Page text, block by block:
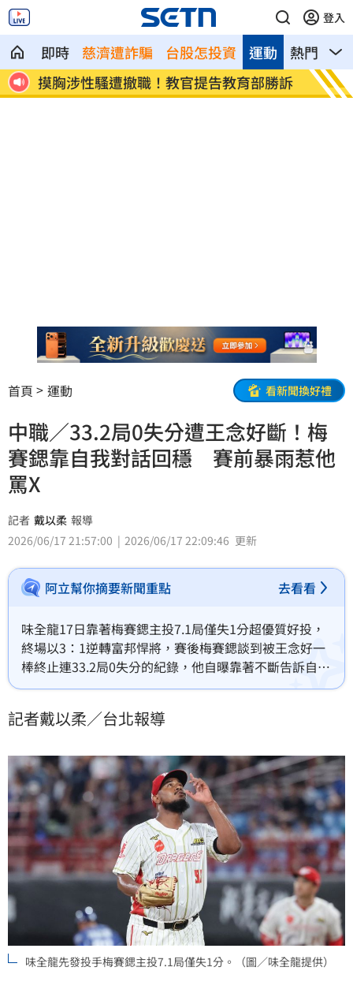
登入
即時 慈濟遭詐騙 台股怎投資 熱門 影
運動
職！教官提告教育部勝訴
熊本災民被AI偽造「笑著
暴
首頁 運動 看新聞換好禮
中職／33.2局0失分遭王念好斷！梅
賽鍶靠自我對話回穩 賽前暴雨惹他
罵X
記者 戴以柔 報導
2026/06/17 21:57:00
2026/06/17 22:09:46 更新
阿立幫你摘要新聞重點 去看看
味全龍17日靠著梅賽鍶主投7.1局僅失1分超優質好投，
終場以3：1逆轉富邦悍將，賽後梅賽鍶談到被王念好一
棒終止連33.2局0失分的紀錄，他自曝靠著不斷告訴自己
把它當成一場0：0的比賽繼續投，這樣的想法也讓他回
記者戴以柔／台北報導
味全龍先發投手梅賽鍶主投7.1局僅失1分。（圖／味全龍提供）